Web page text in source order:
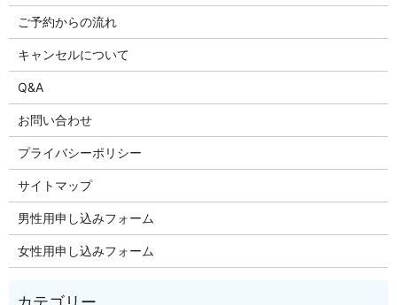
ご予約からの流れ
キャンセルについて
Q&A
お問い合わせ
プライバシーポリシー
サイトマップ
男性用申し込みフォーム
女性用申し込みフォーム